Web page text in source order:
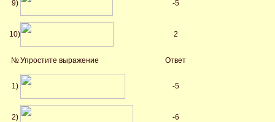
9) -5
10) 2
№Упростите выражение Ответ
1) -5
2) -6